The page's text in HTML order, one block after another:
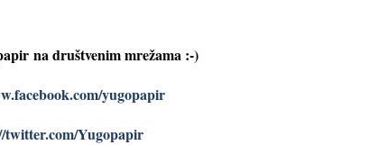
na društvenim mrežama :-)
yugopapir
twitter.com/Yugopapir